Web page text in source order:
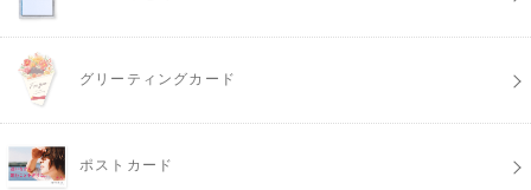
グリーティングカード
ポストカード